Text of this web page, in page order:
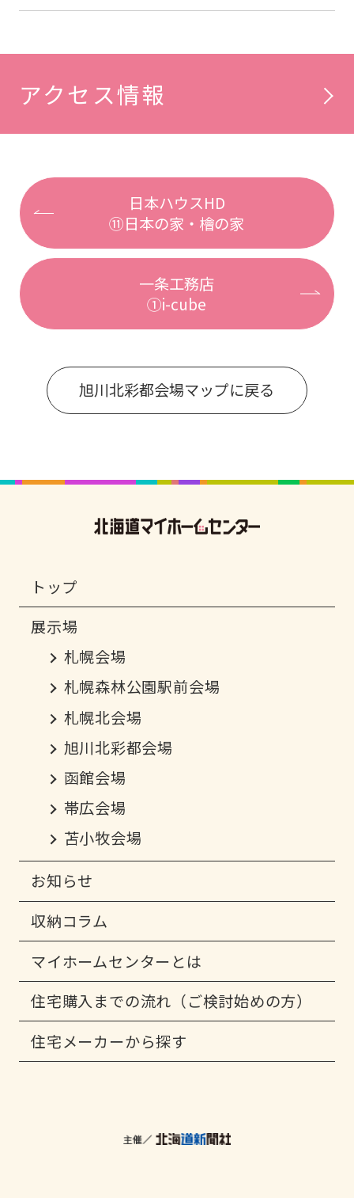
アクセス情報
日本ハウスHD
⑪日本の家・檜の家
一条工務店
①i-cube
旭川北彩都会場マップに戻る
トップ
札幌会場
札幌森林公園駅前会場
札幌北会場
旭川北彩都会場
函館会場
帯広会場
苫小牧会場
お知らせ
収納コラム
マイホームセンターとは
住宅購入までの流れ（ご検討始めの方）
住宅メーカーから探す